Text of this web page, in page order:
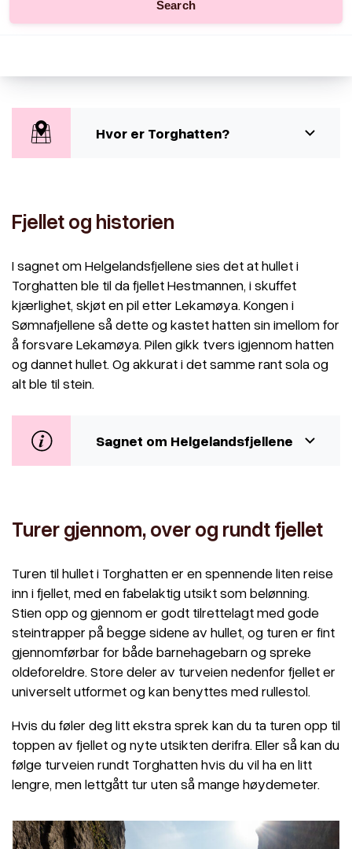
Hvor er Torghatten?
Fjellet og historien
I sagnet om Helgelandsfjellene sies det at hullet i
Torghatten ble til da fjellet Hestmannen, i skuffet
kjærlighet, skjøt en pil etter Lekamøya. Kongen i
Sømnafjellene så dette og kastet hatten sin imellom for
å forsvare Lekamøya. Pilen gikk tvers igjennom hatten
og dannet hullet. Og akkurat i det samme rant sola og
alt ble til stein.
Sagnet om Helgelandsfjellene
Turer gjennom, over og rundt fjellet
Turen til hullet i Torghatten er en spennende liten reise
inn i fjellet, med en fabelaktig utsikt som belønning.
Stien opp og gjennom er godt tilrettelagt med gode
steintrapper på begge sidene av hullet, og turen er fint
gjennomførbar for både barnehagebarn og spreke
oldeforeldre. Store deler av turveien nedenfor fjellet er
universelt utformet og kan benyttes med rullestol.
Hvis du føler deg litt ekstra sprek kan du ta turen opp til
toppen av fjellet og nyte utsikten derifra. Eller så kan du
følge turveien rundt Torghatten hvis du vil ha en litt
lengre, men lettgått tur uten så mange høydemeter.